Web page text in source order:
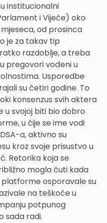
institucionalni
i Vijeće) oko
od prosinca
je za takav tip
razdoblje, a treba
pregovori vođeni u
Usporedbe
su četiri godine. To
konsenzus svih aktera
u svojoj biti bio dobro
u čije se ime vodi
a, aktivno su
kroz svoje prisustvo u
Retorika koja se
mogla čuti kada
platforme osporavale su
na teškoće u
potpunog
sada radi.